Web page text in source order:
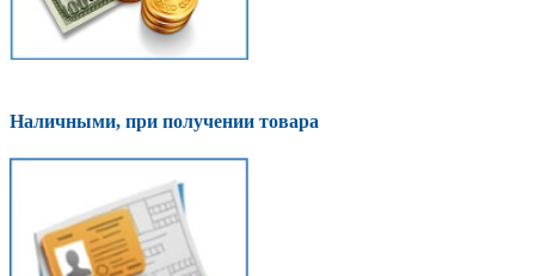
Наличными, при получении товара